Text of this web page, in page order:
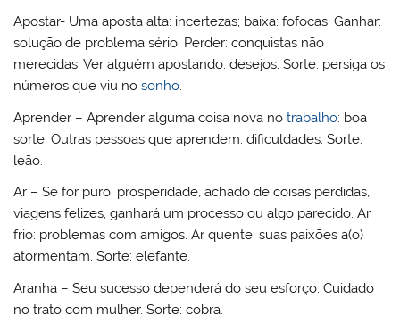
Apostar- Uma aposta alta: incertezas; baixa: fofocas. Ganhar:
solução de problema sério. Perder: conquistas não
merecidas. Ver alguém apostando: desejos. Sorte: persiga os
números que viu nosonho.
Aprender – Aprender alguma coisa nova notrabalho: boa
sorte. Outras pessoas que aprendem: dificuldades. Sorte:
leão.
Ar – Se for puro: prosperidade, achado de coisas perdidas,
viagens felizes, ganhará um processo ou algo parecido. Ar
frio: problemas com amigos. Ar quente: suas paixões a(o)
atormentam. Sorte: elefante.
Aranha – Seu sucesso dependerá do seu esforço. Cuidado
no trato com mulher. Sorte: cobra.